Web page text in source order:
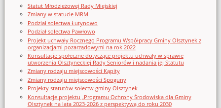
Statut Młodzieżowej Rady Miejskiej
Zmiany w statucie MRM
Podział sołectwa Łutynowo
Podział sołectwa Pawłowo
Projekt uchwały Rocznego Programu Współpracy Gminy Olsztynek z
organizacjami pozarządowymi na rok 2022
Konsultacje społeczne dotyczące projektu uchwały w sprawie
utworzenia Olsztyneckiej Rady Seniorów i nadania jej Statutu
Zmiany rodzaju miejscowości Kąpity
Zmiany rodzaju miejscowości Spoguny
Projekty statutów sołectw gminy Olsztynek
Konsultacje projektu „Programu Ochrony Środowiska dla Gminy
Olsztynek na lata 2023-2026 z perspektywą do roku 2030